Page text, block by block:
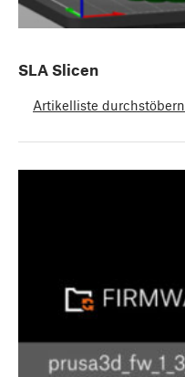
SLA Slicen
Artikelliste durchstöbern